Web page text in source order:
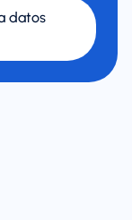
datos